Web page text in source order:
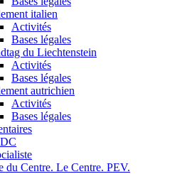
italien
Activités
Bases légales
du Liechtenstein
Activités
Bases légales
autrichien
Activités
Bases légales
du Centre. Le Centre. PEV.